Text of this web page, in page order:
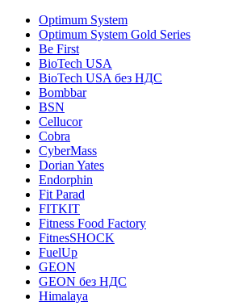
Optimum System
Optimum System Gold Series
Be First
BioTech USA
BioTech USA без НДС
Bombbar
BSN
Cellucor
Cobra
CyberMass
Dorian Yates
Endorphin
Fit Parad
FITKIT
Fitness Food Factory
FitnesSHOCK
FuelUp
GEON
GEON без НДС
Himalaya